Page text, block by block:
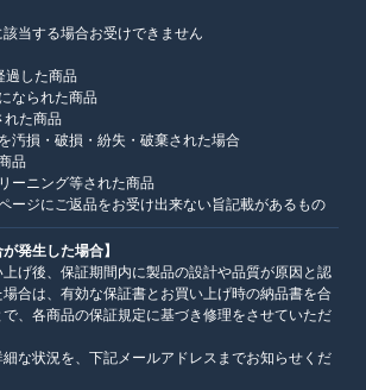
当する場合お受けできません
過した商品
なられた商品
れた商品
汚損・破損・紛失・破棄された場合
品
ーニング等された商品
ジにご返品をお受け出来ない旨記載があるもの
発生した場合】
げ後、保証期間内に製品の設計や品質が原因と認
合は、有効な保証書とお買い上げ時の納品書を合
、各商品の保証規定に基づき修理をさせていただ
な状況を、下記メールアドレスまでお知らせくだ